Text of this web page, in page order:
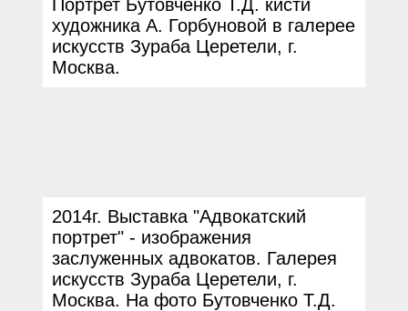
Портрет Бутовченко Т.Д. кисти
художника А. Горбуновой в галерее
искусств Зураба Церетели, г.
Москва.
2014г. Выставка "Адвокатский
портрет" - изображения
заслуженных адвокатов. Галерея
искусств Зураба Церетели, г.
Москва. На фото Бутовченко Т.Д.